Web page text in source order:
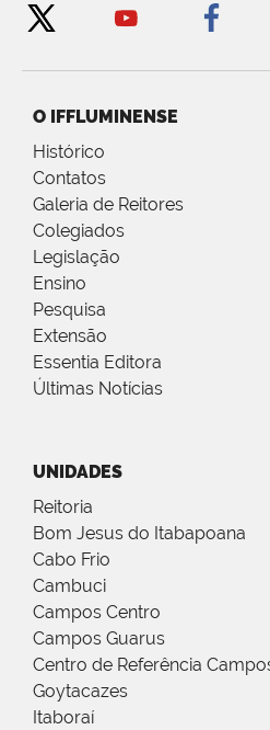
O IFFLUMINENSE
Histórico
Contatos
Galeria de Reitores
Colegiados
Legislação
Ensino
Pesquisa
Extensão
Essentia Editora
Últimas Notícias
UNIDADES
Reitoria
Bom Jesus do Itabapoana
Cabo Frio
Cambuci
Campos Centro
Campos Guarus
Centro de Referência
Goytacazes
Itaboraí